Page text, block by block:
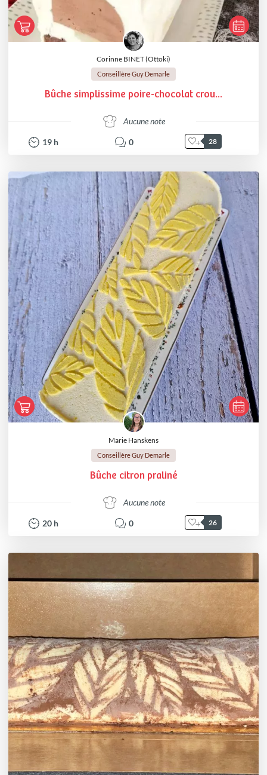
Corinne BINET (Ottoki)
Conseillère Guy Demarle
Bûche simplissime poire-chocolat crou...
Aucune note
19 h 0 28
Marie Hanskens
Conseillère Guy Demarle
Bûche citron praliné
Aucune note
20 h 0 26